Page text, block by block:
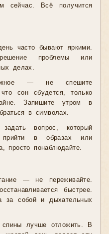
сейчас. Всё получится
часто бывают яркими.
проблемы или
делах.
— не спешите
сон сбудется, только
Запишите утром в
в символах.
вопрос, который
в образах или
просто понаблюдайте.
— не переживайте.
быстрее.
за собой и дыхательных
спины лучше отложить. В